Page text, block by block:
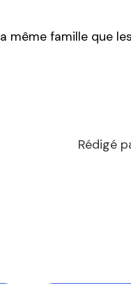
même famille que les
Rédigé